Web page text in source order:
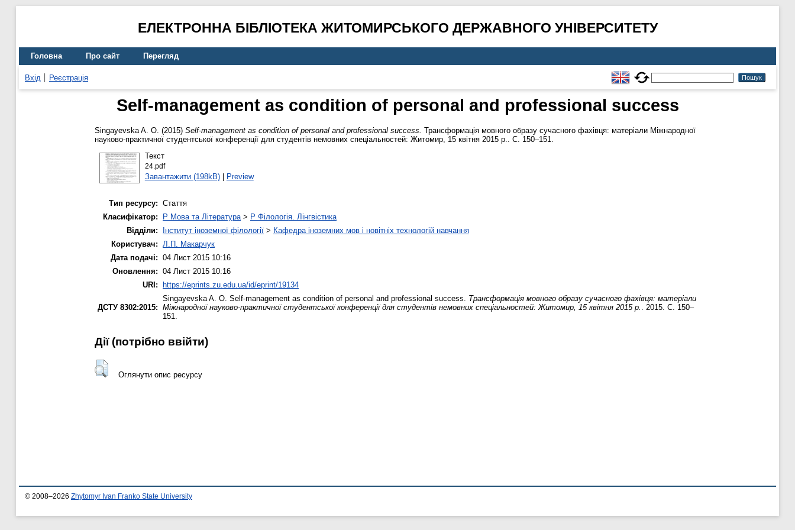
ЕЛЕКТРОННА БІБЛІОТЕКА ЖИТОМИРСЬКОГО ДЕРЖАВНОГО УНІВЕРСИТЕТУ
Головна Про сайт Перегляд
Вхід Реєстрація
Self-management as condition of personal and professional success
Singayevska A. O. (2015) Self-management as condition of personal and professional success. Трансформація мовного образу сучасного фахівця: матеріали Міжнародної
науково-практичної студентської конференції для студентів немовних спеціальностей: Житомир, 15 квітня 2015 р.. С. 150–151.
Текст
24.pdf
Завантажити (198kB)| Preview
Тип ресурсу: Стаття
Класифікатор:
P Мова та Література> P Філологія. Лінгвістика
Відділи:
Інститут іноземної філології > Кафедра іноземних мов і новітніх технологій навчання
Користувач: Л.П. Макарчук
Дата подачі: 04 Лист 2015 10:16
Оновлення: 04 Лист 2015 10:16
URI:
https://eprints.zu.edu.ua/id/eprint/19134
ДСТУ 8302:2015:
Singayevska A. O. Self-management as condition of personal and professional success. Трансформація мовного образу сучасного фахівця: матеріали
Міжнародної науково-практичної студентської конференції для студентів немовних спеціальностей: Житомир, 15 квітня 2015 р. . 2015. С. 150–
151.
Дії ​​(потрібно ввійти)
Оглянути опис ресурсу
© 2008–2026 Zhytomyr Ivan Franko State University